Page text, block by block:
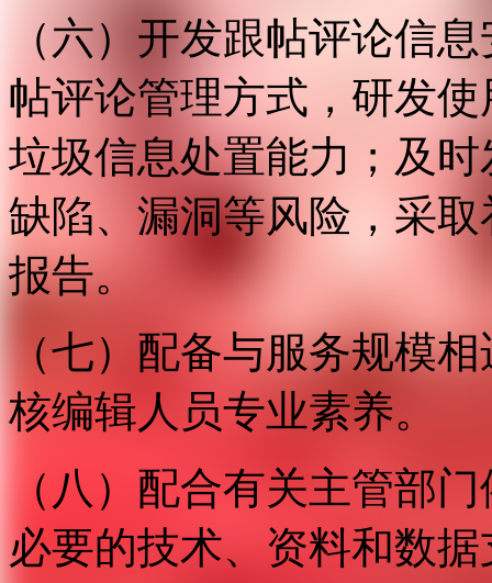
（六）开发跟帖评论信
帖评论管理方式，研发
垃圾信息处置能力；及
缺陷、漏洞等风险，采
报告。
（七）配备与服务规模
核编辑人员专业素养。
（八）配合有关主管部
必要的技术、资料和数